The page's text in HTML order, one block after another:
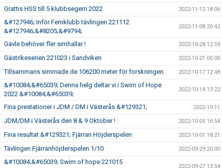
Grattis HSS till 5 klubbsegern 2022 2022-11-12 18:06
&#127946; Inför Femklubb tävlingen 221112
&#127946;&#8205;&#9794;
2022-11-08 20:42
Gävle behöver fler simhallar ! 2022-10-28 12:59
Gästrikeserien 221023 i Sandviken 2022-10-21 05:00
Tillsammans simmade de 106200 meter för forskningen 2022-10-17 12:48
&#10084;&#65039; Denna helg deltar vi i Swim of Hope
2022 &#10084;&#65039;
2022-10-14 13:22
Fina prestationer i JDM / DM i Västerås &#129321; 2022-10-11
JDM/DM i Västerås den 8 & 9 Oktober ! 2022-10-05 16:54
Fina resultat &#129321; Fjärran Höjderspelen 2022-10-01 18:21
Tävlingen Fjärranhöjderspelen 1/10 2022-09-29 20:00
&#10084;&#65039; Swim of hope 221015
2022-09-27 13:54